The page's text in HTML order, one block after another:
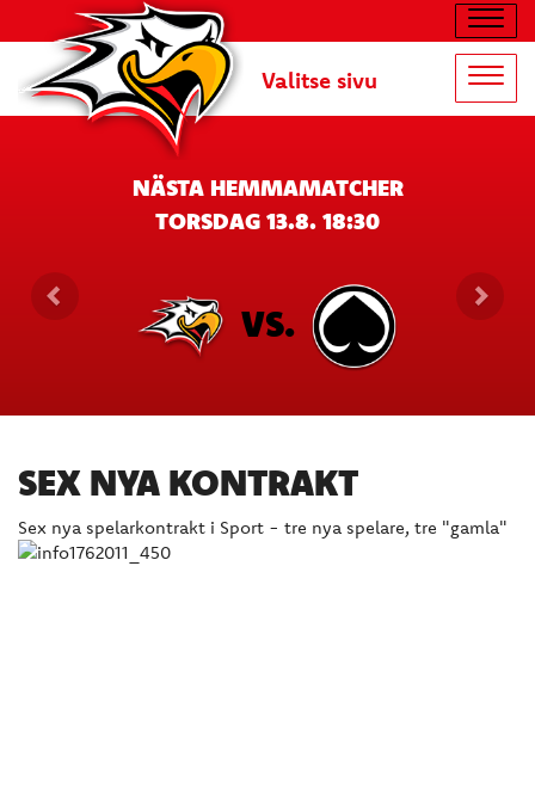
Valitse sivu
NÄSTA HEMMAMATCHER
TORSDAG 13.8. 18:30
VS.
SEX NYA KONTRAKT
Sex nya spelarkontrakt i Sport - tre nya spelare, tre "gamla"